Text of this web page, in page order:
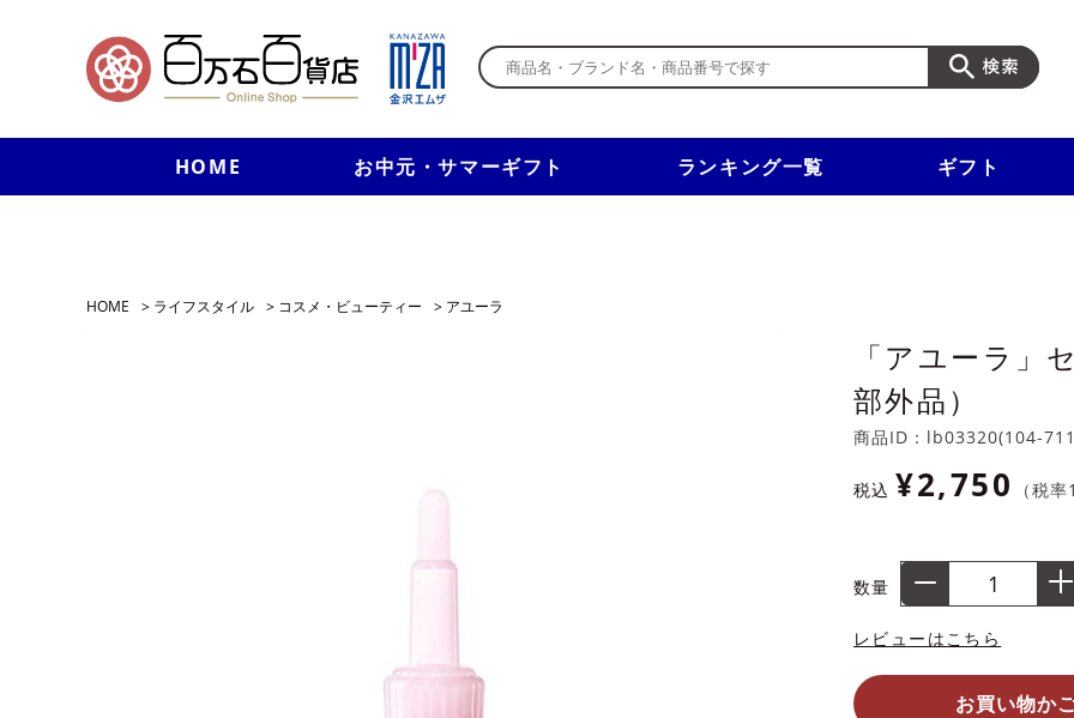
HOME お中元・サマーギフト ランキング一覧 ギフト
新規入会で3千円以上で使える500円クーポンを進呈！
HOME > ライフスタイル > コスメ・ビューティー > アユーラ
「アユーラ」
部外品）
商品ID： lb03320(104-
税込 ¥2,750 （税率
数量
レビューはこちら
お買い物か